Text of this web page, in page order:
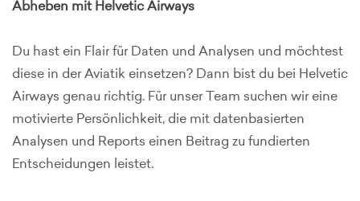
Abheben mit Helvetic Airways
Du hast ein Flair für Daten und Analysen und möchtest
diese in der Aviatik einsetzen? Dann bist du bei Helvetic
Airways genau richtig. Für unser Team suchen wir eine
motivierte Persönlichkeit, die mit datenbasierten
Analysen und Reports einen Beitrag zu fundierten
Entscheidungen leistet.